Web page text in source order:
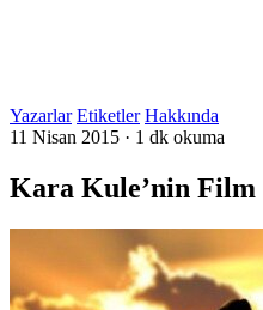
Yazarlar Etiketler Hakkında
11 Nisan 2015 · 1 dk okuma
Kara Kule’nin Film